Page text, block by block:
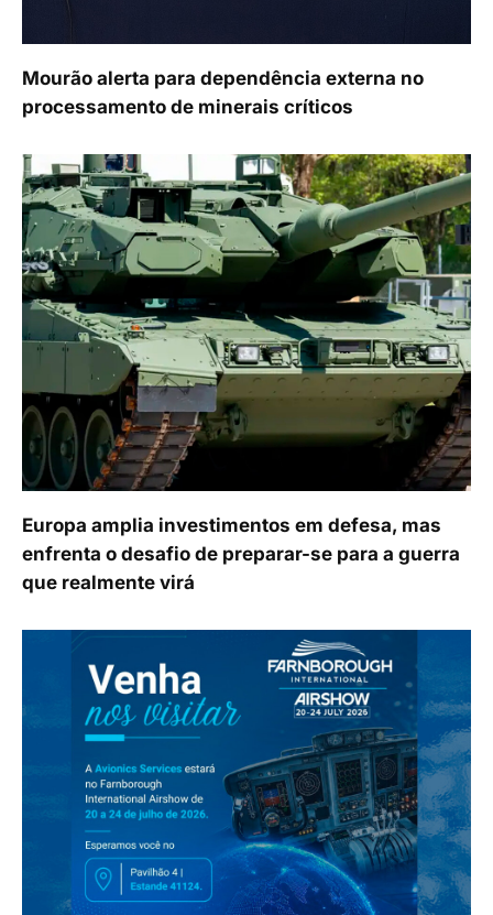
Mourão alerta para dependência externa no
processamento de minerais críticos
Europa amplia investimentos em defesa, mas
enfrenta o desafio de preparar-se para a guerra
que realmente virá